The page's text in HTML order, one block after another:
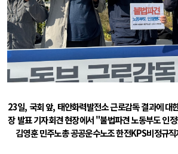
23일, 국회 앞, 태안화력발전소 근로감독 결과에 대
장 발표 기자회견 현장에서 "불법파견 노동부도 인
김영훈 민주노총 공공운수노조 한전KPS비정규